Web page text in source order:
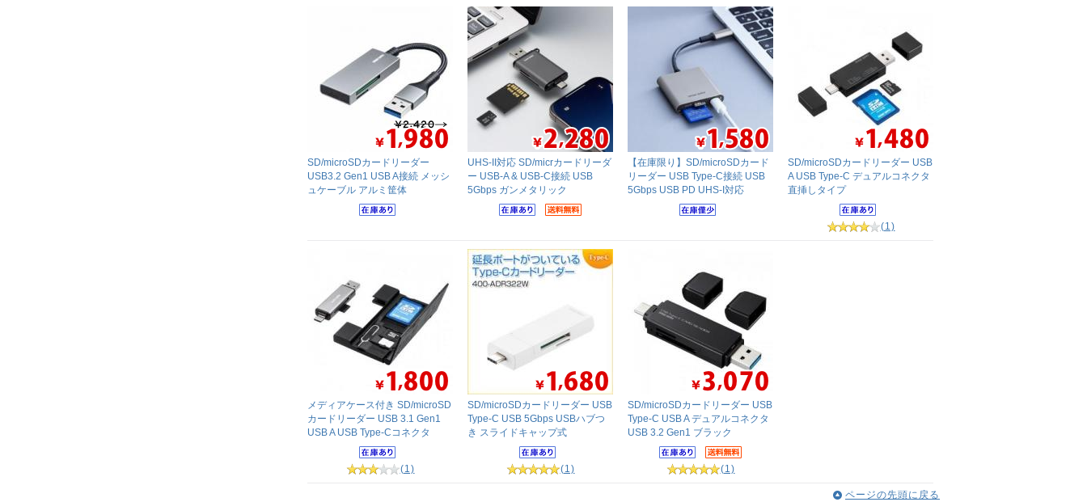
SD/microSDカードリーダー
USB3.2 Gen1 USB A接続 メッシ
ュケーブル アルミ筐体
UHS-II対応 SD/micrカードリーダ
ー USB-A & USB-C接続 USB
5Gbps ガンメタリック
【在庫限り】SD/microSDカード
リーダー USB Type-C接続 USB
5Gbps USB PD UHS-I対応
SD/microSDカードリーダー USB
A USB Type-C デュアルコネクタ
直挿しタイプ
(1)
メディアケース付き SD/microSD
カードリーダー USB 3.1 Gen1
USB A USB Type-Cコネクタ
(1)
SD/microSDカードリーダー USB
Type-C USB 5Gbps USBハブつ
き スライドキャップ式
(1)
SD/microSDカードリーダー USB
Type-C USB A デュアルコネクタ
USB 3.2 Gen1 ブラック
(1)
ページの先頭に戻る